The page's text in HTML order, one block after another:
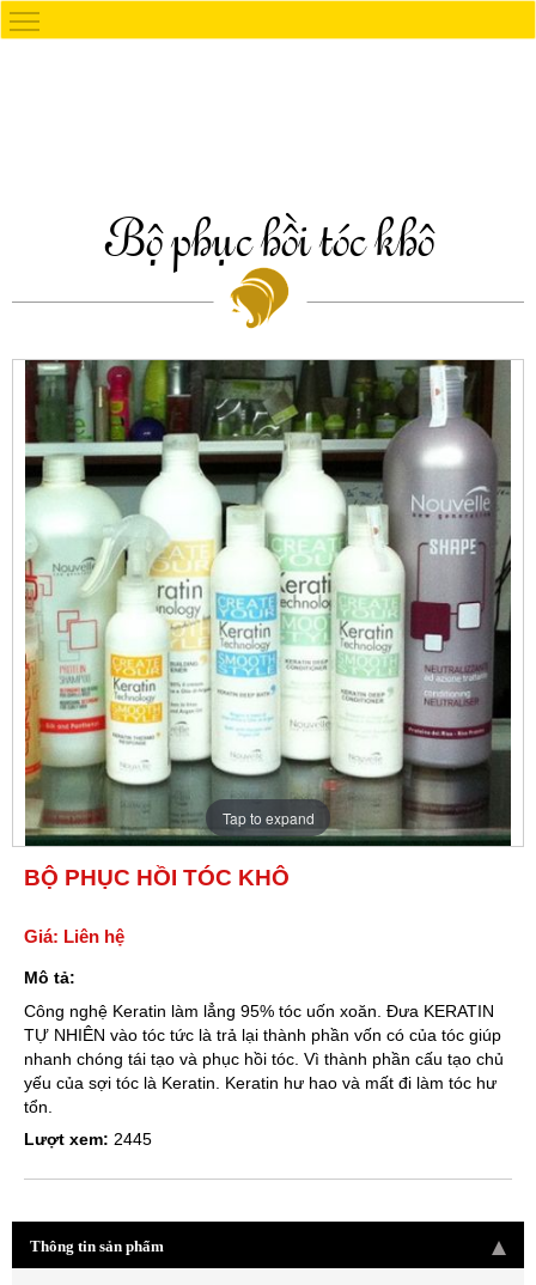
Bộ phục hồi tóc khô
Tap to expand
BỘ PHỤC HỒI TÓC KHÔ
Giá: Liên hệ
Mô tả:
Công nghệ Keratin làm lẳng 95% tóc uốn xoăn. Đưa KERATIN
TỰ NHIÊN vào tóc tức là trả lại thành phần vốn có của tóc giúp
nhanh chóng tái tạo và phục hồi tóc. Vì thành phần cấu tạo chủ
yếu của sợi tóc là Keratin. Keratin hư hao và mất đi làm tóc hư
tổn.
Lượt xem: 2445
Thông tin sản phẩm